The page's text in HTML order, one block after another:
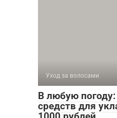
Уход за волосами
В любую
средств для